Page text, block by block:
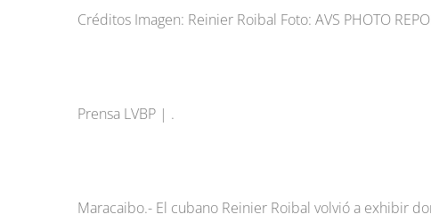
Créditos Imagen: Reinier Roibal Foto: AVS PHOTO
Prensa LVBP | .
Maracaibo.- El cubano Reinier Roibal volvió a exhibir